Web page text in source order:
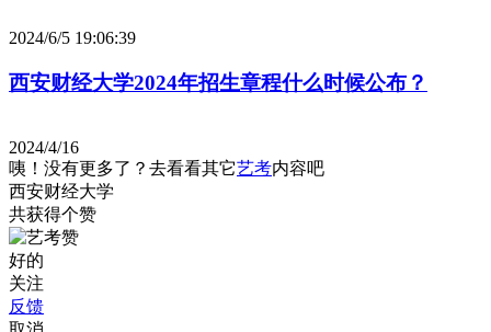
2024/6/5 19:06:39
西安财经大学2024年招生章程什么时候公布？
2024/4/16
咦！没有更多了？去看看其它艺考内容吧
西安财经大学
共获得个赞
好的
关注
反馈